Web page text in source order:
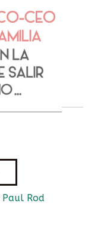
Paul Rod